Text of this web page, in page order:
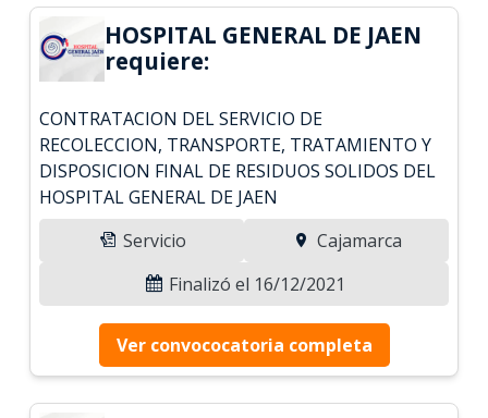
HOSPITAL GENERAL DE JAEN
requiere:
CONTRATACION DEL SERVICIO DE
RECOLECCION, TRANSPORTE, TRATAMIENTO Y
DISPOSICION FINAL DE RESIDUOS SOLIDOS DEL
HOSPITAL GENERAL DE JAEN
Servicio
Cajamarca
Finalizó el 16/12/2021
Ver convococatoria completa